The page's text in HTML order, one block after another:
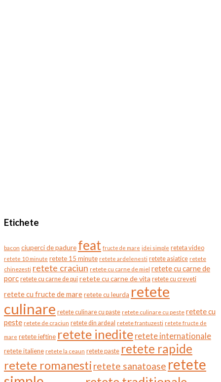
Etichete
bacon ciuperci de padure feat fructe de mare idei simple reteta video
retete 10 minute retete 15 minute retete ardelenesti retete asiatice retete
chinezesti retete craciun retete cu carne de miel retete cu carne de
porc retete cu carne de pui retete cu carne de vita retete cu creveti
retete cu fructe de mareretete cu leurda retete
culinare retete culinare cu paste retete culinare cu peste retete cu
peste retete de craciun retete din ardeal retete frantuzesti retete fructe de
mare retete ieftine retete inedite retete internationale
retete italiene retete la ceaun retete paste retete rapide
retete romanesti retete sanatoase retete